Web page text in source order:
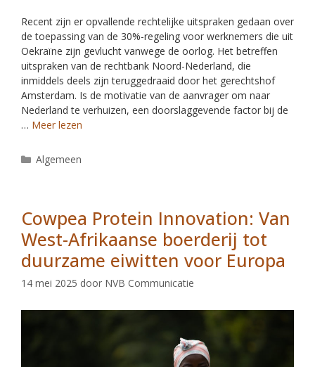
Recent zijn er opvallende rechtelijke uitspraken gedaan over
de toepassing van de 30%-regeling voor werknemers die uit
Oekraïne zijn gevlucht vanwege de oorlog. Het betreffen
uitspraken van de rechtbank Noord-Nederland, die
inmiddels deels zijn teruggedraaid door het gerechtshof
Amsterdam. Is de motivatie van de aanvrager om naar
Nederland te verhuizen, een doorslaggevende factor bij de
… Meer lezen
Algemeen
Cowpea Protein Innovation: Van
West-Afrikaanse boerderij tot
duurzame eiwitten voor Europa
14 mei 2025 door NVB Communicatie